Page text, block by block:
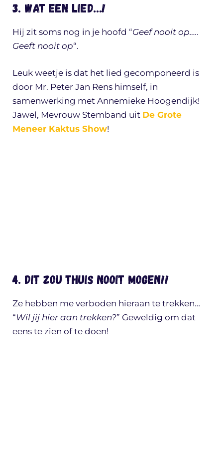
3. Wat een lied…!
Hij zit soms nog in je hoofd “Geef nooit op…..
Geeft nooit op“.
Leuk weetje is dat het lied gecomponeerd is
door Mr. Peter Jan Rens himself, in
samenwerking met Annemieke Hoogendijk!
Jawel, Mevrouw Stemband uit De Grote
Meneer Kaktus Show!
4. Dit zou thuis NOOIT mogen!!
Ze hebben me verboden hieraan te trekken…
“Wil jij hier aan trekken?” Geweldig om dat
eens te zien of te doen!